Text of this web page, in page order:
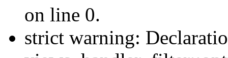
on line 0.
strict warning: